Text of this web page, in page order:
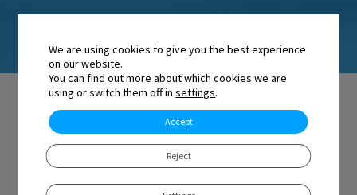
Ein Unternehmen für Software
und Fachwissen im Bereich
Transportmanagement
Logentia ist das erste Transportmanagement-Software-
We are using cookies to give you the best experience
on our website.
You can find out more about which cookies we are
using or switch them off insettings.
Accept
Reject